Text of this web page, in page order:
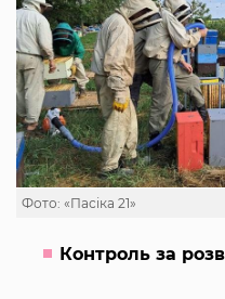
Фото: «Пасіка 21»
Контроль за